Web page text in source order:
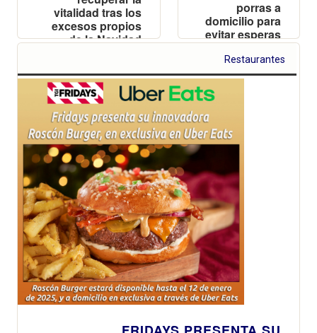
vitalidad tras los
excesos propios
de la Navidad
porras a
domicilio para
evitar esperas
estas fiestas
Restaurantes